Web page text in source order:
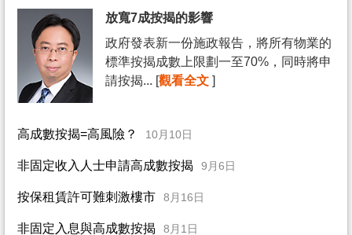
放寬7成按揭的影響
政府發表新一份施政報告，將所有物業的
標準按揭成數上限劃一至70%，同時將申
請按揭... [觀看全文 ]
高成數按揭=高風險？ 10月10日
非固定收入人士申請高成數按揭 9月6日
按保租賃許可難刺激樓市 8月16日
非固定入息與高成數按揭 8月1日